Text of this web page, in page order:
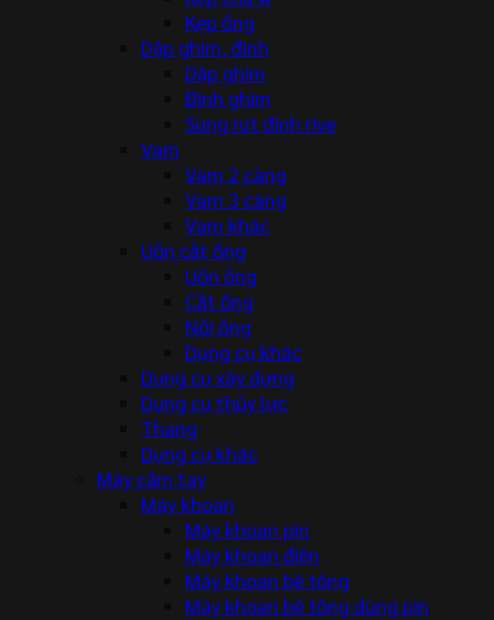
Kẹp ống
Dập ghim, đinh
Dập ghim
Đinh ghim
Súng rút đinh rive
Vam
Vam 2 càng
Vam 3 càng
Vam khác
Uốn cắt ống
Uốn ống
Cắt ống
Nối ống
Dụng cụ khác
Dụng cụ xây dựng
Dụng cụ thủy lực
Thang
Dụng cụ khác
Máy cầm tay
Máy khoan
Máy khoan pin
Máy khoan điện
Máy khoan bê tông
Máy khoan bê tông dùng pin